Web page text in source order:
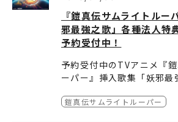
ーマ
20th Century「僕らが上
作詞・作曲・編曲：MHRJ
■20th Centuryからのコ
世界」が
お気楽浄土へ
魁人、北条武蔵、北条大和
Runner 歌
成
サムライハート
杉魁人、織田龍成
上杉魁人、北条武蔵、北条
瀬歩、北条大和:武内駿輔
店舗別特典
アニメイト
vol.1購入特典：ましかくブ
vol.1&vol.2 連動特典：56
ト（龍成・紫音）
Amazon.co.jp
vol.1購入特典：メガジャケ
vol.1購入特典：アクリル
『鎧真伝サムライトルー
邪最強之歌」各種法人特
予約受付中！
予約受付中のTVアニメ『
ーパー』挿入歌集「妖邪最
●セブンネット特典【アク
鎧真伝サムライトルーパー